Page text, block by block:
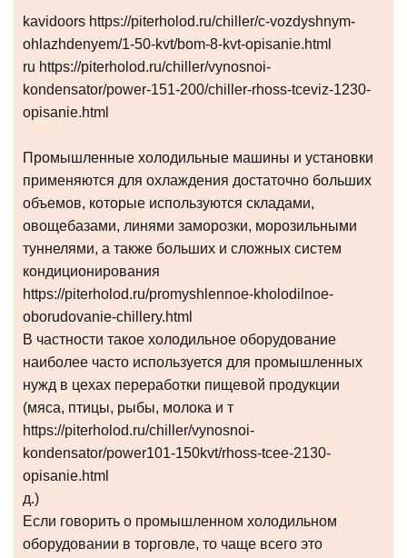
kavidoors https://piterholod.ru/chiller/c-vozdyshnym-
ohlazhdenyem/1-50-kvt/bom-8-kvt-opisanie.html
ru https://piterholod.ru/chiller/vynosnoi-
kondensator/power-151-200/chiller-rhoss-tceviz-1230-
opisanie.html
Промышленные холодильные машины и установки
применяются для охлаждения достаточно больших
объемов, которые используются складами,
овощебазами, линями заморозки, морозильными
туннелями, а также больших и сложных систем
кондиционирования
https://piterholod.ru/promyshlennoe-kholodilnoe-
oborudovanie-chillery.html
В частности такое холодильное оборудование
наиболее часто используется для промышленных
нужд в цехах переработки пищевой продукции
(мяса, птицы, рыбы, молока и т
https://piterholod.ru/chiller/vynosnoi-
kondensator/power101-150kvt/rhoss-tcee-2130-
opisanie.html
д.)
Если говорить о промышленном холодильном
оборудовании в торговле, то чаще всего это